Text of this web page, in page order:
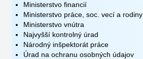
Ministerstvo financií
Ministerstvo práce, soc. vecí a rodiny
Ministerstvo vnútra
Najvyšší kontrolný úrad
Národný inšpektorát práce
Úrad na ochranu osobných údajov